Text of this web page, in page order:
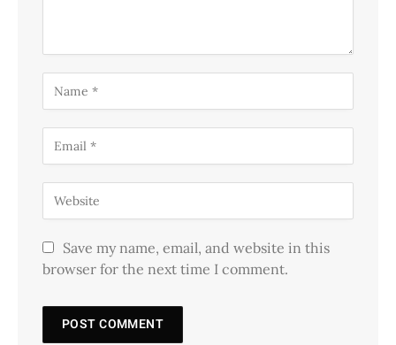
Save my name, email, and website in this
browser for the next time I comment.